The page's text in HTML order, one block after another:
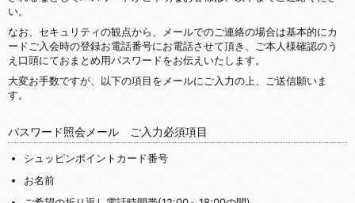
い。
なお、セキュリティの観点から、メールでのご連絡の場合は基本的にカ
ードご入会時の登録お電話番号にお電話させて頂き、ご本人様確認のう
え口頭にておまとめ用パスワードをお伝えいたします。
大変お手数ですが、以下の項目をメールにご入力の上、ご送信願いま
す。
パスワード照会メール ご入力必須項目
シュッピンポイントカード番号
お名前